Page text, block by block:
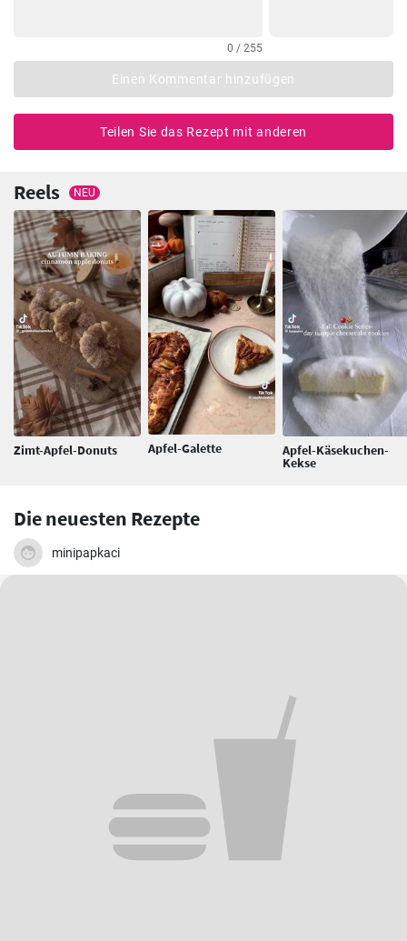
0 / 255
Einen Kommentar hinzufügen
Teilen Sie das Rezept mit anderen
Reels NEU
Zimt-Apfel-Donuts Apfel-Galette Apfel-Käsekuchen-
Kekse
Die neuesten Rezepte
minipapkaci